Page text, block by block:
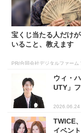
宝くじ当たる人だけ
いること、教えます
PR(合同会社デジタルファーム
ウィ・
UTY」
2026.06.24
TWICE
イベン